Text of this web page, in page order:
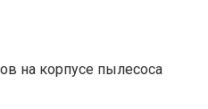
на корпусе пылесоса